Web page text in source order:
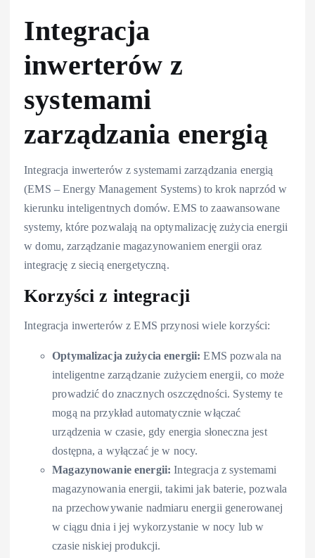
Integracja
inwerterów z
systemami
zarządzania energią
Integracja inwerterów z systemami zarządzania energią
(EMS – Energy Management Systems) to krok naprzód w
kierunku inteligentnych domów. EMS to zaawansowane
systemy, które pozwalają na optymalizację zużycia energii
w domu, zarządzanie magazynowaniem energii oraz
integrację z siecią energetyczną.
Korzyści z integracji
Integracja inwerterów z EMS przynosi wiele korzyści:
Optymalizacja zużycia energii: EMS pozwala na
inteligentne zarządzanie zużyciem energii, co może
prowadzić do znacznych oszczędności. Systemy te
mogą na przykład automatycznie włączać
urządzenia w czasie, gdy energia słoneczna jest
dostępna, a wyłączać je w nocy.
Magazynowanie energii: Integracja z systemami
magazynowania energii, takimi jak baterie, pozwala
na przechowywanie nadmiaru energii generowanej
w ciągu dnia i jej wykorzystanie w nocy lub w
czasie niskiej produkcji.